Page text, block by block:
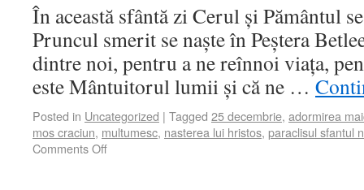
În această sfântă zi Cerul și Pământul
Pruncul smerit se naște în Peștera
dintre noi, pentru a ne reînnoi viața,
este Mântuitorul lumii și că ne …
Posted in Uncategorized | Tagged 25 decembrie, adormirea
mos craciun, multumesc, nasterea lui hristos, paraclisul sfantul
Comments Off